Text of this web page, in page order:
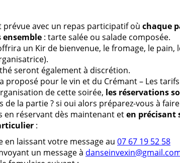
prévue avec un repas participatif où chaque
: tarte salée ou salade composée.
un Kir de bienvenue, le fromage, le pain,
seront également à discrétion.
proposé pour le vin et du Crémant – Les
de cette soirée, les réservations
de la partie ? si oui alors préparez-vous à
en réservant dès maintenant eten précisant
:
en laissant votre message au 07 67 19 52 58
un message à